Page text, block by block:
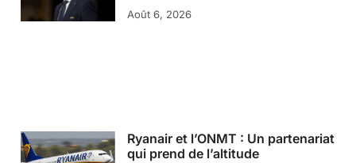
Août 6, 2026
Ryanair et l’ONMT : Un partenariat
qui prend de l’altitude